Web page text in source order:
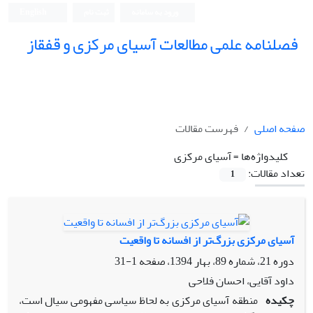
فصلنامه علمی مطالعات آسیای مرکزی و قفقاز
صفحه اصلی
فهرست مقالات
کلیدواژه‌ها =آسیای ‌مرکزی
تعداد مقالات:
1
آسیای مرکزی بزرگ‌تر از افسانه تا واقعیت
دوره 21، شماره 89، بهار 1394، صفحه
1-31
داود آقایی، احسان فلاحی
چکیده منطقه آسیای مرکزی به لحاظ سیاسی مفهومی سیال است،